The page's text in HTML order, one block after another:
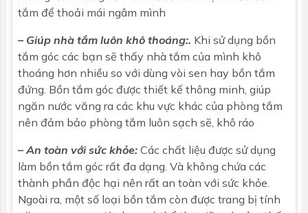
tắm để thoải mái ngâm mình
– Giúp nhà tắm luôn khô thoáng:. Khi sử dụng bồn
tắm góc các bạn sẽ thấy nhà tắm của mình khô
thoáng hơn nhiều so với dùng vòi sen hay bồn tắm
đứng. Bồn tắm góc được thiết kế thông minh, giúp
ngăn nước văng ra các khu vực khác của phòng tắm
nên đảm bảo phòng tắm luôn sạch sẽ, khô ráo
– An toàn với sức khỏe: Các chất liệu được sử dụng
làm bồn tắm góc rất đa dạng. Và không chứa các
thành phần độc hại nên rất an toàn với sức khỏe.
Ngoài ra, một số loại bồn tắm còn được trang bị tính